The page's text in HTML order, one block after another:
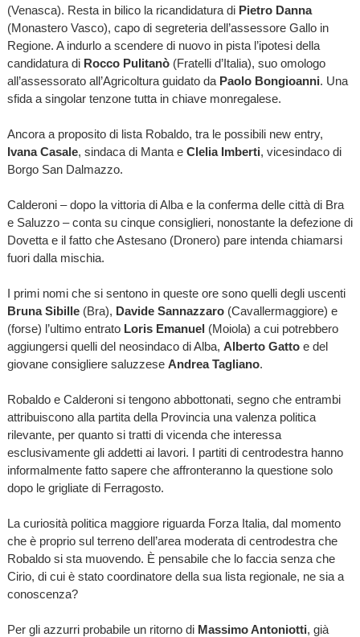
(Venasca). Resta in bilico la ricandidatura di Pietro Danna
(Monastero Vasco), capo di segreteria dell’assessore Gallo in
Regione. A indurlo a scendere di nuovo in pista l’ipotesi della
candidatura di Rocco Pulitanò(Fratelli d’Italia), suo omologo
all’assessorato all’Agricoltura guidato da Paolo Bongioanni. Una
sfida a singolar tenzone tutta in chiave monregalese.
Ancora a proposito di lista Robaldo, tra le possibili new entry,
Ivana Casale, sindaca di Manta e Clelia Imberti, vicesindaco di
Borgo San Dalmazzo.
Calderoni – dopo la vittoria di Alba e la conferma delle città di Bra
e Saluzzo – conta su cinque consiglieri, nonostante la defezione di
Dovetta e il fatto che Astesano (Dronero) pare intenda chiamarsi
fuori dalla mischia.
I primi nomi che si sentono in queste ore sono quelli degli uscenti
Bruna Sibille(Bra), Davide Sannazzaro(Cavallermaggiore) e
(forse) l’ultimo entrato Loris Emanuel (Moiola) a cui potrebbero
aggiungersi quelli del neosindaco di Alba, Alberto Gattoe del
giovane consigliere saluzzese Andrea Tagliano.
Robaldo e Calderoni si tengono abbottonati, segno che entrambi
attribuiscono alla partita della Provincia una valenza politica
rilevante, per quanto si tratti di vicenda che interessa
esclusivamente gli addetti ai lavori. I partiti di centrodestra hanno
informalmente fatto sapere che affronteranno la questione solo
dopo le grigliate di Ferragosto.
La curiosità politica maggiore riguarda Forza Italia, dal momento
che è proprio sul terreno dell’area moderata di centrodestra che
Robaldo si sta muovendo. È pensabile che lo faccia senza che
Cirio, di cui è stato coordinatore della sua lista regionale, ne sia a
conoscenza?
Per gli azzurri probabile un ritorno di Massimo Antoniotti, già